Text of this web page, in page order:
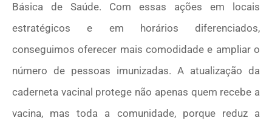
Básica de Saúde. Com essas ações em locais
estratégicos e em horários diferenciados,
conseguimos oferecer mais comodidade e ampliar o
número de pessoas imunizadas. A atualização da
caderneta vacinal protege não apenas quem recebe a
vacina, mas toda a comunidade, porque reduz a